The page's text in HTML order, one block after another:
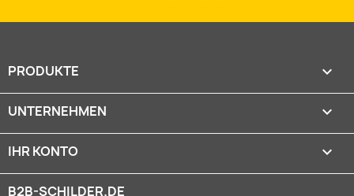
PRODUKTE 
UNTERNEHMEN 
IHR KONTO 
B2B-SCHILDER.DE